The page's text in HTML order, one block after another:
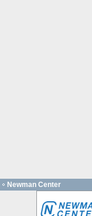
Newman Center